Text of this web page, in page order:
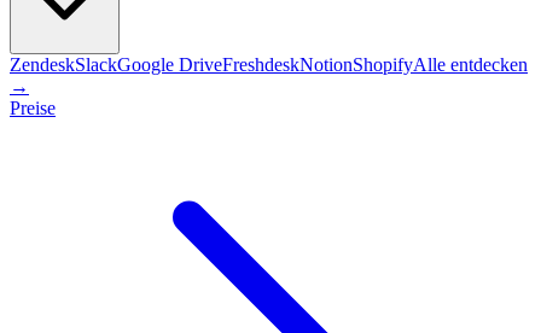
ZendeskSlackGoogle DriveFreshdeskNotionShopifyAlle entdecken
→
Preise